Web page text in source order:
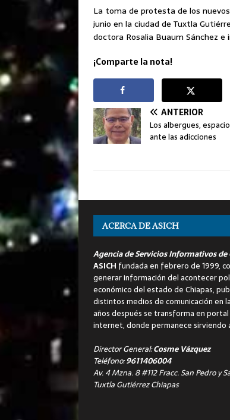
La toma de protesta de los
junio en la ciudad de Tuxtla
doctora Rosalia Buaum Sánchez e
¡Comparte la nota!
ANTERIOR
Los albergues,
ante las adicciones
ACERCA DE ASICH
Agencia de Servicios Informativos de
ASICH fundada en febrero de 1999,
generar información del acontecer
económico del estado de Chiapas,
distintos medios de comunicación en
años después se transforma en
internet, donde permanece sirviendo
Director General:Cosme Vázquez
Teléfono:9611406004
Av. 4 Mzna. 8 #112 Fracc. San Pedro y
Tuxtla Gutiérrez Chiapas